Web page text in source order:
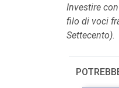
Investire
filo di voci
Settecento).